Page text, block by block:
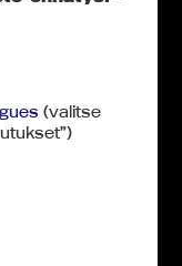
(valitse